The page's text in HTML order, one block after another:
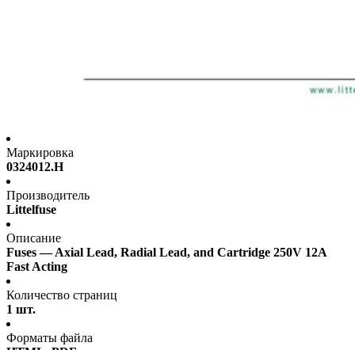
Маркировка
0324012.H
Производитель
Littelfuse
Описание
Fuses — Axial Lead, Radial Lead, and Cartridge 250V 12A
Fast Acting
Количество страниц
1 шт.
Форматы файла